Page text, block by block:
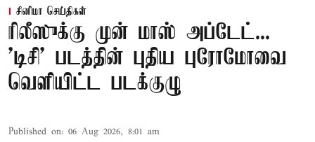
சினிமா செய்திகள்
ரிலீஸுக்கு முன் மாஸ் அப்டேட்...
'டிசி' படத்தின் புதிய புரோமோவை
வெளியிட்ட படக்குழு
Published on: 06 Aug 2026, 8:01 am